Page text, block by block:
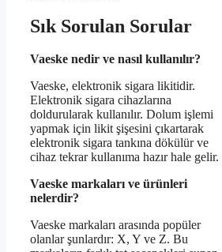
Sık Sorulan Sorular
Vaeske nedir ve nasıl kullanılır?
Vaeske, elektronik sigara likitidir.
Elektronik sigara cihazlarına
doldurularak kullanılır. Dolum işlemi
yapmak için likit şişesini çıkartarak
elektronik sigara tankına dökülür ve
cihaz tekrar kullanıma hazır hale gelir.
Vaeske markaları ve ürünleri
nelerdir?
Vaeske markaları arasında popüler
olanlar şunlardır: X, Y ve Z. Bu